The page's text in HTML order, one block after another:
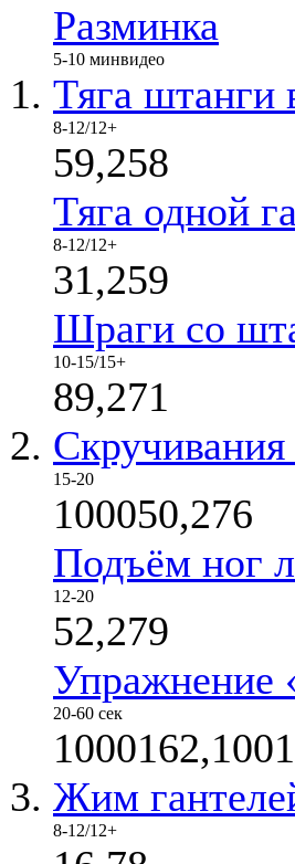
Разминка
5-10 минвидео
Тяга штанги
8-12/12+
59,258
Тяга одной
8-12/12+
31,259
Шраги со
10-15/15+
89,271
15-20
100050,276
Подъём ног
12-20
52,279
Упражнение
20-60 сек
1000162,1001
Жим
8-12/12+